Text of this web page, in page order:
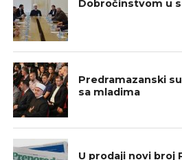
Dobročinstvom u
Predramazanski
sa mladima
U prodaji novi broj